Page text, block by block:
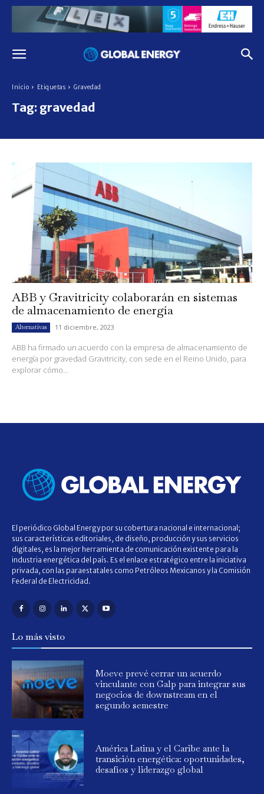
Inicio Etiquetas Gravedad
Tag: gravedad
ABB y Gravitricity colaborarán en sistemas
de almacenamiento de energía
Alternativas 11 diciembre, 2023
ABB ha firmado un acuerdo con la empresa de almacenamiento de
energía por gravedad Gravitricity, con sede en el Reino Unido, para
explorar cómo...
El periódico Global Energy por su cobertura nacional e internacional;
sus características editoriales, de diseño, producción y sus servicios
digitales, es la mejor herramienta de comunicación existente para la
industria energética del país. Es el enlace estratégico entre la iniciativa
privada, con las paraestatales como Petróleos Mexicanos y la Comisión
Federal de Electricidad.
Lo más visto
Moeve prevé cerrar un acuerdo
vinculante con Galp para integrar sus
negocios de downstream en el
segundo semestre
América Latina y el Caribe ante la
transición energética: oportunidades,
desafíos y liderazgo global